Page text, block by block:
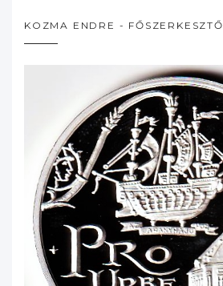
KOZMA ENDRE - FŐSZERKESZTŐ